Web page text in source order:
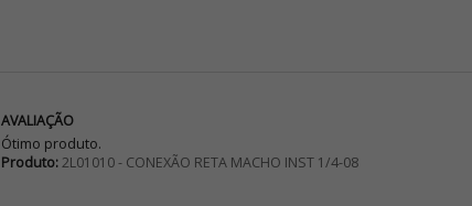
AVALIAÇÃO
Ótimo produto.
Produto:2L01010 - CONEXÃO RETA MACHO INST 1/4-08